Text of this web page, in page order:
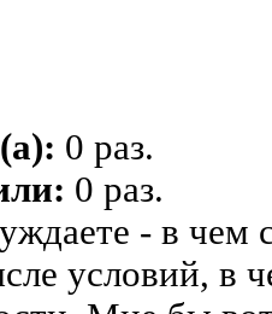
0 раз.
0 раз.
- в чем
условий, в